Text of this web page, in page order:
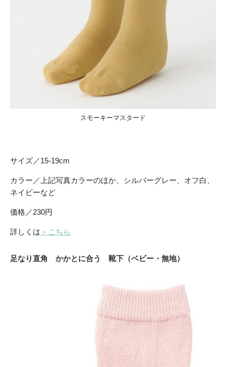
スモーキーマスタード
サイズ／15-19cm
カラー／上記写真カラーのほか、シルバーグレー、オフ白、
ネイビーなど
価格／230円
詳しくは ＞こちら
足なり直角 かかとに合う 靴下（ベビー・無地）